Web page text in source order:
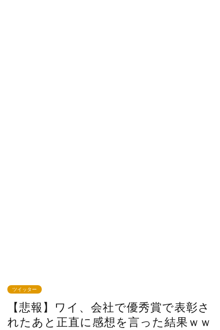
ツイッター
【悲報】ワイ、会社で優秀賞で表彰さ
れたあと正直に感想を言った結果ｗｗ